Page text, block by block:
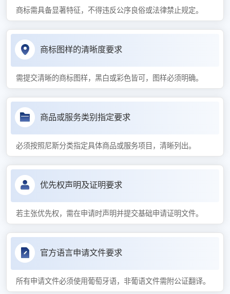
商标需具备显著特征，不得违反公序良俗或法律禁止规定。
商标图样的清晰度要求
需提交清晰的商标图样，黑白或彩色皆可，图样必须明确。
商品或服务类别指定要求
必须按照尼斯分类指定具体商品或服务项目，清晰列出。
优先权声明及证明要求
若主张优先权，需在申请时声明并提交基础申请证明文件。
官方语言申请文件要求
所有申请文件必须使用葡萄牙语，非葡语文件需附公证翻译。